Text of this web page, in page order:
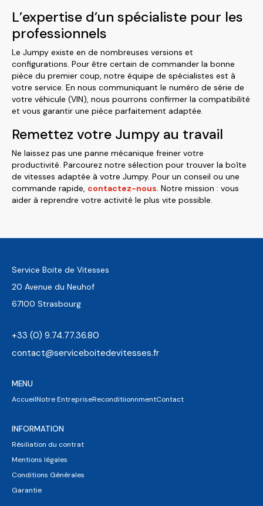
L’expertise d’un spécialiste pour les
professionnels
Le Jumpy existe en de nombreuses versions et
configurations. Pour être certain de commander la bonne
pièce du premier coup, notre équipe de spécialistes est à
votre service. En nous communiquant le numéro de série de
votre véhicule (VIN), nous pourrons confirmer la compatibilité
et vous garantir une pièce parfaitement adaptée.
Remettez votre Jumpy au travail
Ne laissez pas une panne mécanique freiner votre
productivité. Parcourez notre sélection pour trouver la boîte
de vitesses adaptée à votre Jumpy. Pour un conseil ou une
commande rapide, contactez-nous. Notre mission : vous
aider à reprendre votre activité le plus vite possible.
Service Boite de Vitesses
20 Avenue du Neuhof
67100 Strasbourg
+33 (0) 9.74.77.36.80
contact@serviceboitedevitesses.fr
MENU
AccueilNotre EntrepriseReconditiionnmentContact
INFORMATION
Résiliation du contrat
Mentions légales
Conditions Générales
Garantie